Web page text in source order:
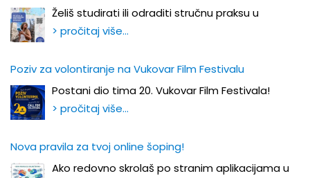
Želiš studirati ili odraditi stručnu praksu u
> pročitaj više…
Poziv za volontiranje na Vukovar Film Festivalu
Postani dio tima 20. Vukovar Film Festivala!
> pročitaj više…
Nova pravila za tvoj online šoping!
Ako redovno skrolaš po stranim aplikacijama u